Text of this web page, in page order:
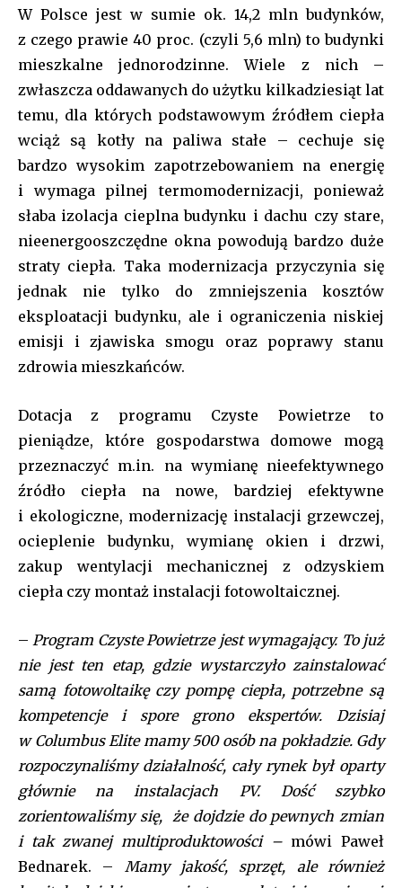
[tds_leads input_placeholder=”Your email address”
btn_horiz_align=”content-horiz-center” pp_checkbox=”yes”
f_title_font_family=”tt-primary-font_global” btn_color=”#ffffff”
all_btn_border_color=”var(–tt-primary-color)” btn_bg=”var(–tt-
primary-color)” btn_bg_h=”var(–tt-accent-color)”
f_pp_font_family=”tt-extra_global” f_btn_font_family=”tt-
extra_global” f_btn_font_weight=”500″
f_btn_font_transform=”uppercase” f_input_font_family=”tt-
extra_global” f_input_font_weight=”500″ display=”column”
gap=”10″ f_msg_font_family=”tt-extra_global”
input_border=”1″
pp_check_border_color=”var(–tt-primary-color)”
pp_check_border_color_c=”var(–tt-primary-color)”
pp_check_bg=”#ffffff” pp_check_bg_c=”var(–tt-primary-
color)” pp_check_square=”var(–tt-primary-color)”
pp_check_color=”var(–tt-primary-color)”
f_btn_font_line_height=”1.2″ f_btn_font_spacing=”0.5″
btn_border_color_h=”var(–tt-accent-color)”
btn_color_h=”#ffffff” f_unsub_font_family=”tt-extra_global”
f_input_font_line_height=”1.2″ input_color=”var(–tt-primary-
color)” input_place_color=”var(–tt-gray-dark)”
input_border_color_f=”var(–tt-primary-color)”
input_bg=”#ffffff” input_bg_f=”#ffffff” f_pp_font_size=”13″
f_pp_font_line_height=”1.2″
[td_block_social_counter style=”style7 td-social-boxed”
manual_count_instagram=”32111″ instagram=”#” twitch=”#”
manual_count_twitch=”11243″ tiktok=”#”
manual_count_tiktok=”32214″ f_network_font_family=”tt-
primary-font_global” f_counters_font_family=”tt-primary-
font_global”
W Polsce jest w sumie ok. 14,2 mln budynków,
z czego prawie 40 proc. (czyli 5,6 mln) to budynki
mieszkalne jednorodzinne. Wiele z nich –
zwłaszcza oddawanych do użytku kilkadziesiąt lat
temu, dla których podstawowym źródłem ciepła
wciąż są kotły na paliwa stałe – cechuje się
bardzo wysokim zapotrzebowaniem na energię
i wymaga pilnej termomodernizacji, ponieważ
słaba izolacja cieplna budynku i dachu czy stare,
nieenergooszczędne okna powodują bardzo duże
straty ciepła. Taka modernizacja przyczynia się
jednak nie tylko do zmniejszenia kosztów
eksploatacji budynku, ale i ograniczenia niskiej
emisji i zjawiska smogu oraz poprawy stanu
zdrowia mieszkańców.
Dotacja z programu Czyste Powietrze to
pieniądze, które gospodarstwa domowe mogą
przeznaczyć m.in. na wymianę nieefektywnego
źródło ciepła na nowe, bardziej efektywne
i ekologiczne, modernizację instalacji grzewczej,
ocieplenie budynku, wymianę okien i drzwi,
zakup wentylacji mechanicznej z odzyskiem
ciepła czy montaż instalacji fotowoltaicznej.
– Program Czyste Powietrze jest wymagający. To już
nie jest ten etap, gdzie wystarczyło zainstalować
samą fotowoltaikę czy pompę ciepła, potrzebne są
kompetencje i spore grono ekspertów. Dzisiaj
w Columbus Elite mamy 500 osób na pokładzie. Gdy
rozpoczynaliśmy działalność, cały rynek był oparty
głównie na instalacjach PV. Dość szybko
zorientowaliśmy się, że dojdzie do pewnych zmian
i tak zwanej multiproduktowości –mówi Paweł
Bednarek. – Mamy jakość, sprzęt, ale również